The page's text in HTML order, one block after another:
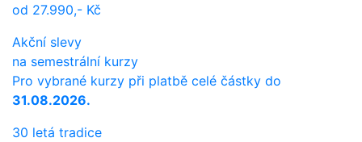
od 27.990,- Kč
Akční slevy
na semestrální kurzy
Pro vybrané kurzy při platbě celé částky do
31.08.2026.
30 letá tradice